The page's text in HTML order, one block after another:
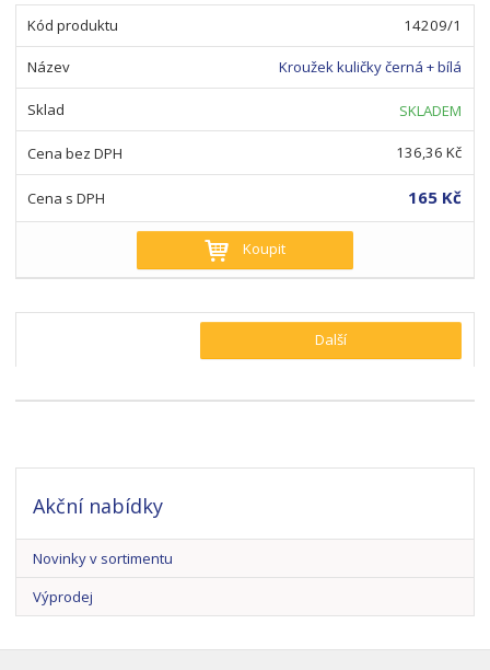
14209/1
Kroužek kuličky černá + bílá
SKLADEM
136,36 Kč
165 Kč
Koupit
Další
Akční nabídky
Novinky v sortimentu
Výprodej